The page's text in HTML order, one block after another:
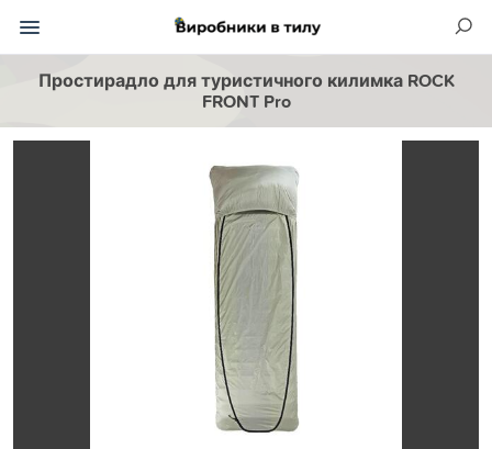
Простирадло для туристичного килимка ROCK
FRONT Pro